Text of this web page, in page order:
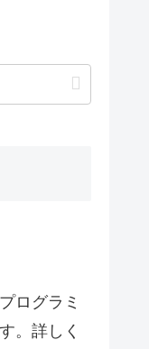
ログラミ
。詳しく